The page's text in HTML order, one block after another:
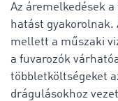
Az áremelkedések
hatást gyakorolnak.
mellett a műszaki
a fuvarozók
többletköltségeket
drágulásokhoz